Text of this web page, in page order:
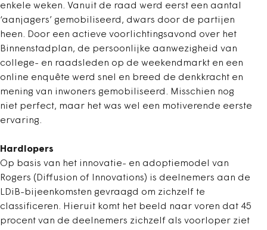
enkele weken. Vanuit de raad werd eerst een aantal
‘aanjagers’ gemobiliseerd, dwars door de partijen
heen. Door een actieve voorlichtingsavond over het
Binnenstadplan, de persoonlijke aanwezigheid van
college- en raadsleden op de weekendmarkt en een
online enquête werd snel en breed de denkkracht en
mening van inwoners gemobiliseerd. Misschien nog
niet perfect, maar het was wel een motiverende eerste
ervaring.
Hardlopers
Op basis van het innovatie- en adoptiemodel van
Rogers (Diffusion of Innovations) is deelnemers aan de
LDiB-bijeenkomsten gevraagd om zichzelf te
classificeren. Hieruit komt het beeld naar voren dat 45
procent van de deelnemers zichzelf als voorloper ziet